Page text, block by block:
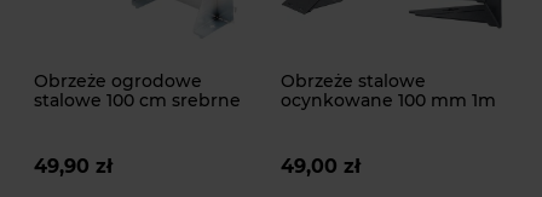
Obrzeże ogrodowe
stalowe 100 cm srebrne
49,90 zł
Obrzeże stalowe
ocynkowane 100 mm 1m
49,00 zł